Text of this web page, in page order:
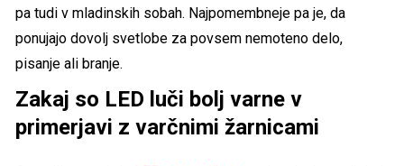
pa tudi v mladinskih sobah. Najpomembneje pa je, da
ponujajo dovolj svetlobe za povsem nemoteno delo,
pisanje ali branje.
Zakaj so LED luči bolj varne v
primerjavi z varčnimi žarnicami